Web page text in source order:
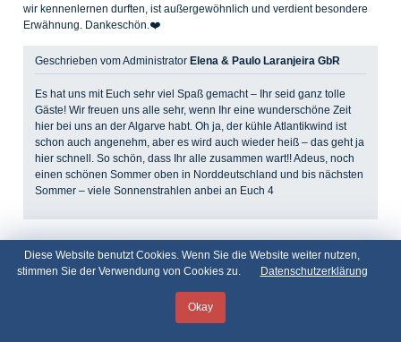
Diese Website benutzt Cookies. Wenn Sie die Website weiter nutzen,
stimmen Sie der Verwendung von Cookies zu.
Datenschutzerklärung
Okay
wir kennenlernen durften, ist außergewöhnlich und verdient besondere
Erwähnung. Dankeschön.❤️
Geschrieben vom Administrator Elena & Paulo Laranjeira GbR
Es hat uns mit Euch sehr viel Spaß gemacht – Ihr seid ganz tolle
Gäste! Wir freuen uns alle sehr, wenn Ihr eine wunderschöne Zeit
hier bei uns an der Algarve habt. Oh ja, der kühle Atlantikwind ist
schon auch angenehm, aber es wird auch wieder heiß – das geht ja
hier schnell. So schön, dass Ihr alle zusammen wart!! Adeus, noch
einen schönen Sommer oben in Norddeutschland und bis nächsten
Sommer – viele Sonnenstrahlen anbei an Euch 4
5,0 5